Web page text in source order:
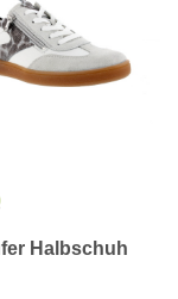
Halbschuh